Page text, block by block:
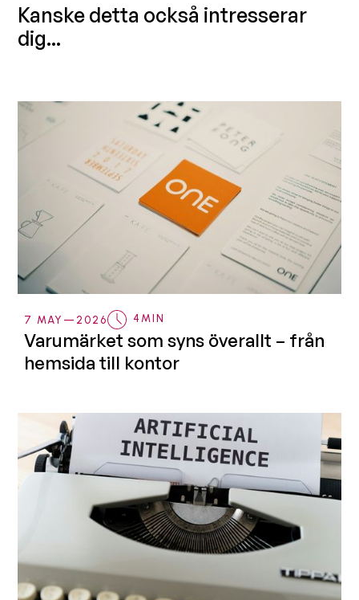
Kanske detta också intresserar
dig...
7 MAY — 2026 4 MIN
Varumärket som syns överallt – från
hemsida till kontor